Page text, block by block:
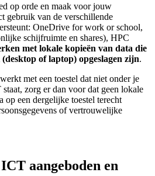
op orde en maak voor jouw
gebruik van de verschillende
OneDrive for work or school,
schijfruimte en shares), HPC
met lokale kopieën van data die
of laptop) opgeslagen zijn.
met een toestel dat niet onder je
zorg er dan voor dat geen lokale
op een dergelijke toestel terecht
of vertrouwelijke
aangeboden en